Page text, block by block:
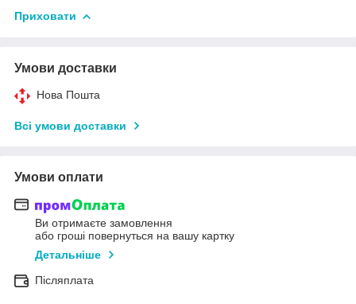
Приховати
Умови доставки
Нова Пошта
Всі умови доставки
Умови оплати
Ви отримаєте замовлення
або гроші повернуться на вашу картку
Детальніше
Післяплата